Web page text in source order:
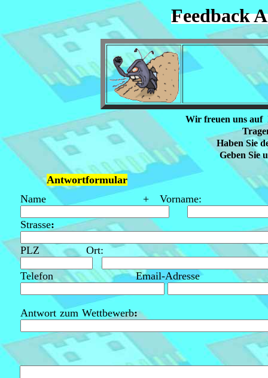
Feedback
Wir freuen uns auf
Haben Sie
Geben Sie
Antwortformular
Name + Vorname:
Strasse:
PLZ Ort:
Telefon Email-Adresse
Antwort zum Wettbewerb: